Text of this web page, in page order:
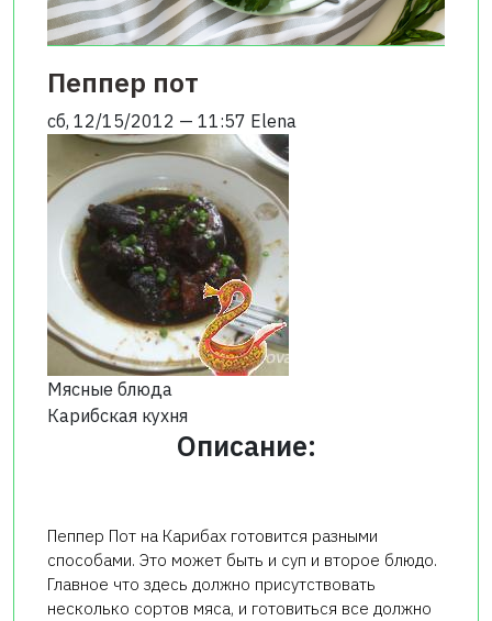
Пеппер пот
сб, 12/15/2012 — 11:57 Elena
Мясные блюда
Карибская кухня
Описание:
Пеппер Пот на Карибах готовится разными
способами. Это может быть и суп и второе блюдо.
Главное что здесь должно присутствовать
несколько сортов мяса, и готовиться все должно